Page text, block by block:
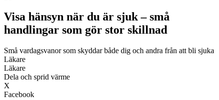
Visa hänsyn när du är sjuk – små
handlingar som gör stor skillnad
Små vardagsvanor som skyddar både dig och andra från att bli sjuka
Läkare
Läkare
Dela och sprid värme
X
Facebook